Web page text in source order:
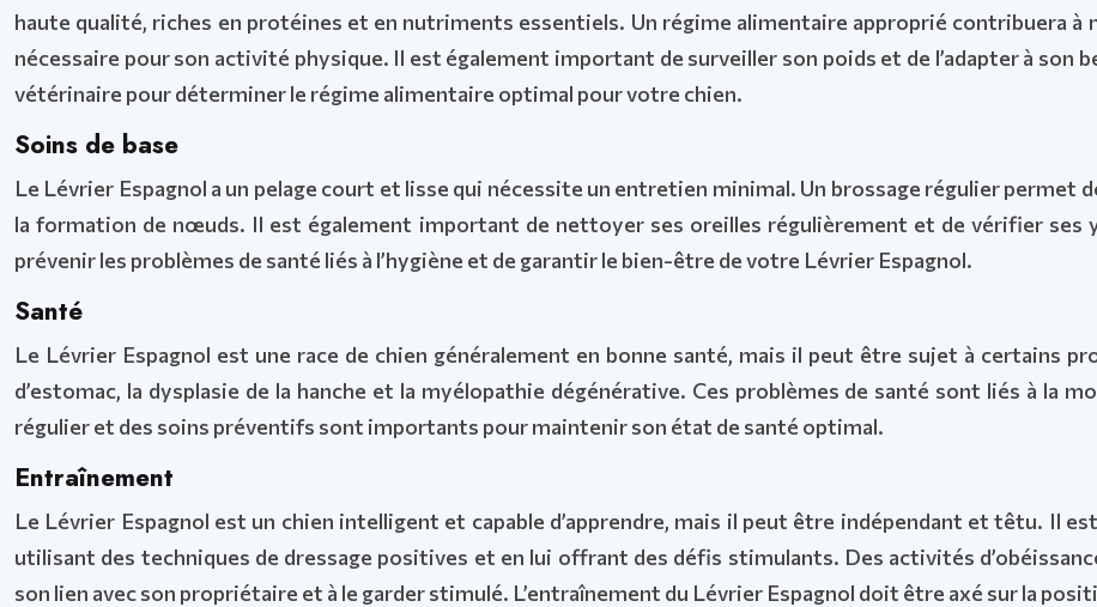
haute qualité, riches en protéines et en nutriments essentiels. Un régime alimentaire approprié contribuera à
nécessaire pour son activité physique. Il est également important de surveiller son poids et de l’adapter à son
vétérinaire pour déterminer le régime alimentaire optimal pour votre chien.
Soins de base
Le Lévrier Espagnol a un pelage court et lisse qui nécessite un entretien minimal. Un brossage régulier permet
la formation de nœuds. Il est également important de nettoyer ses oreilles régulièrement et de vérifier ses
prévenir les problèmes de santé liés à l’hygiène et de garantir le bien-être de votre Lévrier Espagnol.
Santé
Le Lévrier Espagnol est une race de chien généralement en bonne santé, mais il peut être sujet à certains
d’estomac, la dysplasie de la hanche et la myélopathie dégénérative. Ces problèmes de santé sont liés à la
régulier et des soins préventifs sont importants pour maintenir son état de santé optimal.
Entraînement
Le Lévrier Espagnol est un chien intelligent et capable d’apprendre, mais il peut être indépendant et têtu. Il
utilisant des techniques de dressage positives et en lui offrant des défis stimulants. Des activités
son lien avec son propriétaire et à le garder stimulé. L’entraînement du Lévrier Espagnol doit être axé sur la